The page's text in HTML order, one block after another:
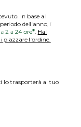
In base al
dell'anno, i
2 a 24 ore*. Hai
piazzare l'ordine.
lo trasporterà al tuo